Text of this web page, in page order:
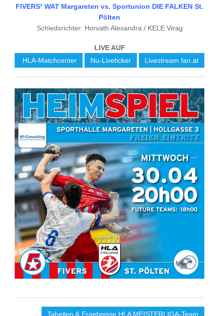
FIVERS² WAT Margareten vs. Sportunion DIE FALKEN St.
Pölten
Schiedsrichter: Horvath Alexandra / KELE Virag
LIVE AUF
HLA-Matchcenter
Nu-Liveticker Livestream fan.at
Tabellen & Ergebnisse HLA MEISTERLIGA-Team